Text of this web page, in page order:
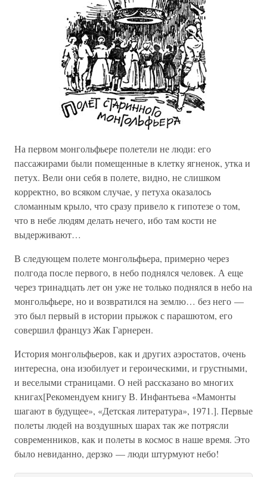
На первом монгольфьере полетели не люди: его
пассажирами были помещенные в клетку ягненок, утка и
петух. Вели они себя в полете, видно, не слишком
корректно, во всяком случае, у петуха оказалось
сломанным крыло, что сразу привело к гипотезе о том,
что в небе людям делать нечего, ибо там кости не
выдерживают…
В следующем полете монгольфьера, примерно через
полгода после первого, в небо поднялся человек. А еще
через тринадцать лет он уже не только поднялся в небо на
монгольфьере, но и возвратился на землю… без него —
это был первый в истории прыжок с парашютом, его
совершил француз Жак Гарнерен.
История монгольфьеров, как и других аэростатов, очень
интересна, она изобилует и героическими, и грустными,
и веселыми страницами. О ней рассказано во многих
книгах[Рекомендуем книгу В. Инфантьева «Мамонты
шагают в будущее», «Детская литература», 1971.]. Первые
полеты людей на воздушных шарах так же потрясли
современников, как и полеты в космос в наше время. Это
было невиданно, дерзко — люди штурмуют небо!